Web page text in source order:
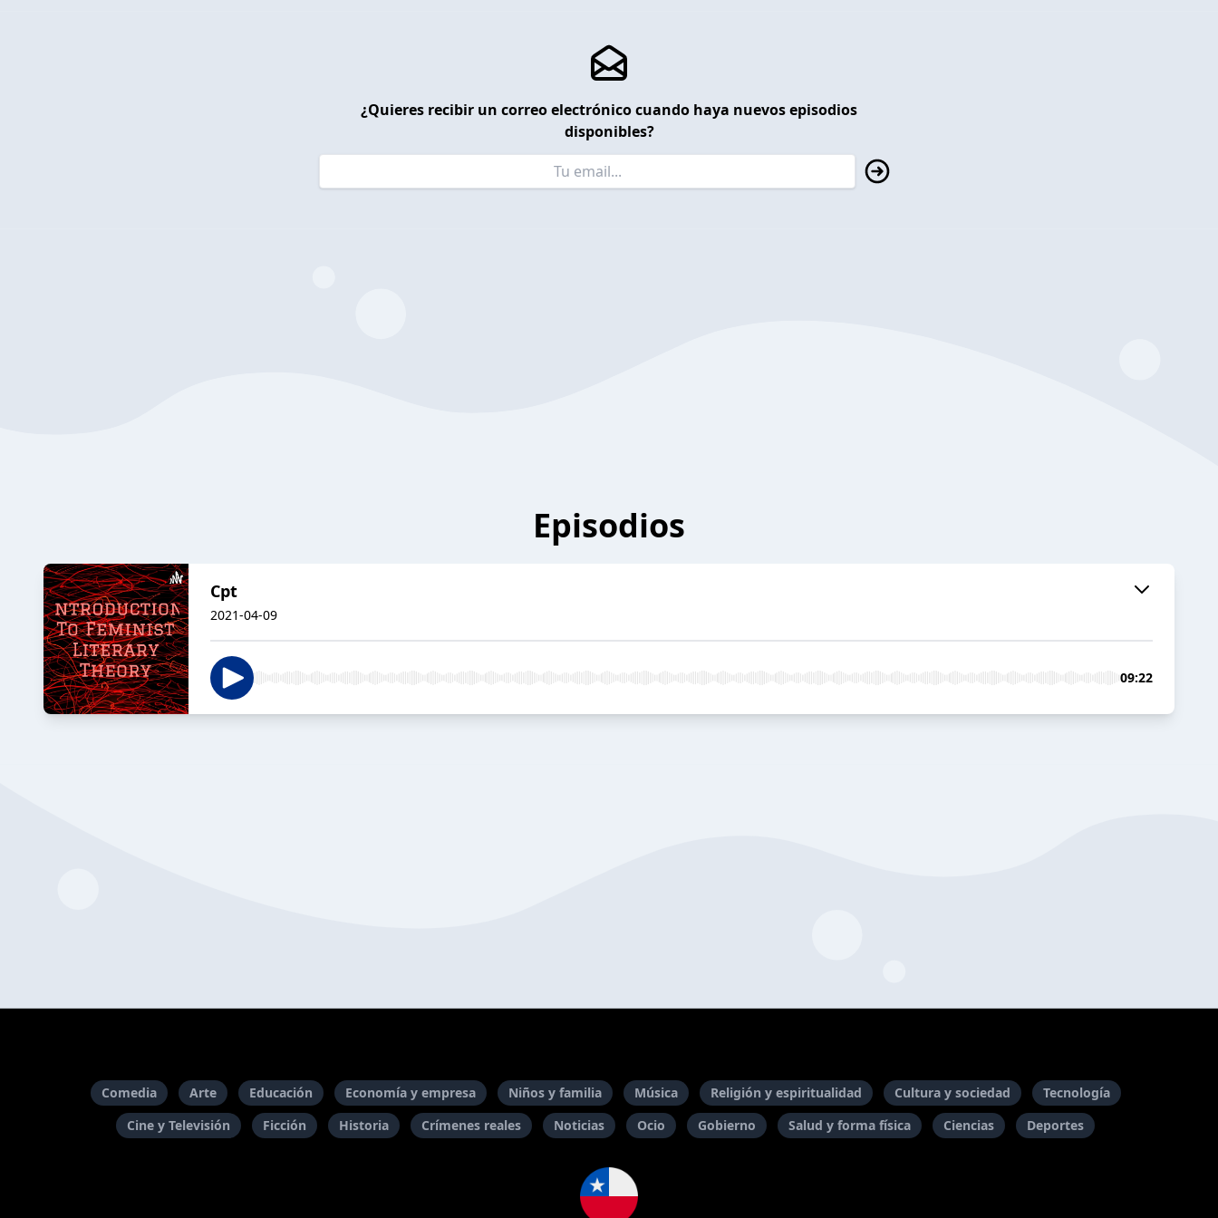
¿Quieres recibir un correo electrónico cuando haya nuevos episodios
disponibles?
Episodios
Cpt
2021-04-09
09:22
Comedia Arte Educación Economía y empresa Niños y familia Música Religión y espiritualidad Cultura y sociedad
Tecnología
Cine y Televisión
Ficción Historia Crímenes reales Noticias Ocio Gobierno Salud y forma física Ciencias Deportes